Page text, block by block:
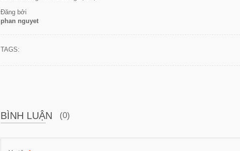
Đăng bởi
phan nguyet
TAGS:
BÌNH LUẬN (0)